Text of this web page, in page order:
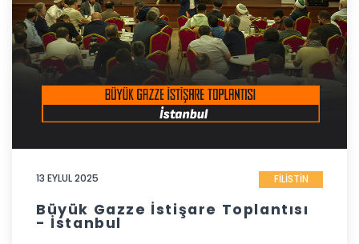
13 EYLUL 2025 FİLİSTİN
Büyük Gazze İstişare Toplantısı
- İstanbul